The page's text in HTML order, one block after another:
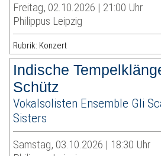
Freitag, 02.10.2026 | 21:00 Uhr
Philippus Leipzig
Rubrik: Konzert
Indische
Schütz
Vokalsolisten Ensemble Gli
Sisters
Samstag, 03.10.2026 | 18:30 Uhr